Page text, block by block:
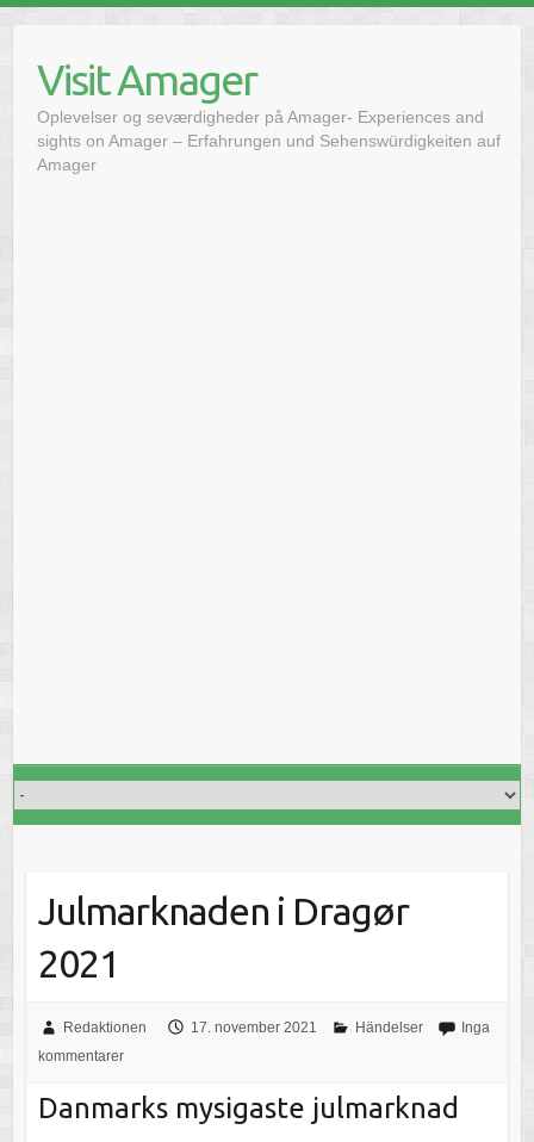
innehållVisit Amager
Oplevelser og seværdigheder på Amager- Experiences and
sights on Amager – Erfahrungen und Sehenswürdigkeiten auf
Amager
Julmarknaden i Dragør
2021
Redaktionen 17. november 2021 Händelser
Inga
kommentarer
Danmarks mysigaste julmarknad